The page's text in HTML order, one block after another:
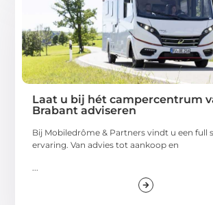
Laat u bij hét campercentrum
Brabant adviseren
Bij Mobiledrôme & Partners vindt u een full
ervaring. Van advies tot aankoop en